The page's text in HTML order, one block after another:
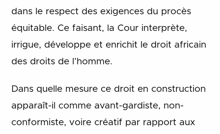
dans le respect des exigences du procès
équitable. Ce faisant, la Cour interprète,
irrigue, développe et enrichit le droit africain
des droits de l’homme.
Dans quelle mesure ce droit en construction
apparaît-il comme avant-gardiste, non-
conformiste, voire créatif par rapport aux